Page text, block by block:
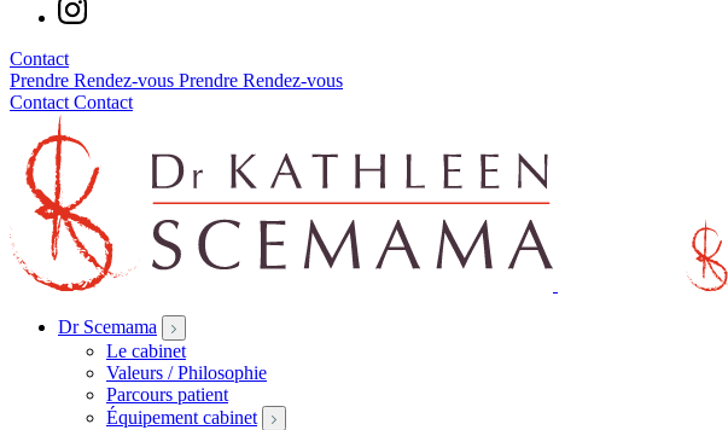
Contact
Prendre Rendez-vous Prendre Rendez-vous
Contact Contact
Dr Scemama
Le cabinet
Valeurs / Philosophie
Parcours patient
Équipement cabinet